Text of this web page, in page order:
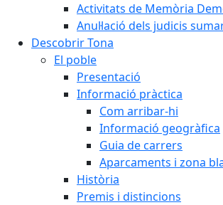
Activitats de Memòria
Anul·lació dels judicis
Descobrir Tona
El poble
Presentació
Informació pràctica
Com arribar-hi
Informació geogràfica
Guia de carrers
Aparcaments i zona
Història
Premis i distincions